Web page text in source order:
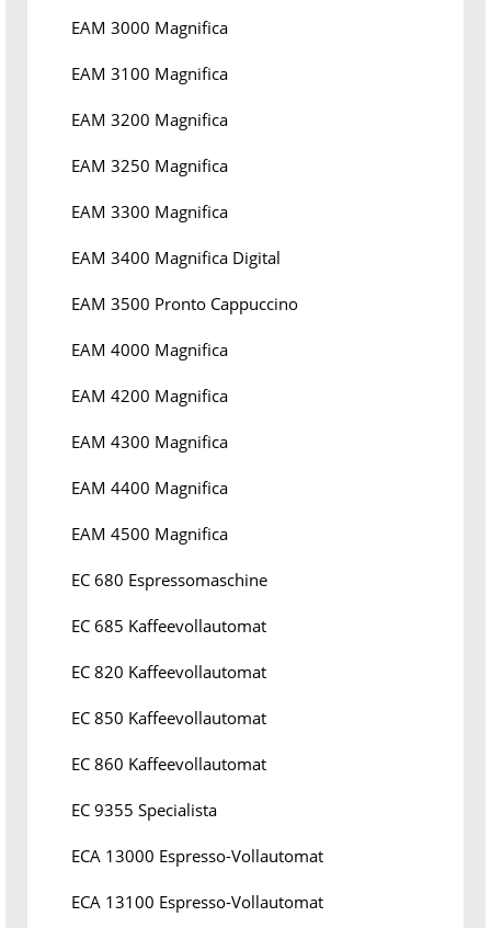
EAM 3000 Magnifica
EAM 3100 Magnifica
EAM 3200 Magnifica
EAM 3250 Magnifica
EAM 3300 Magnifica
EAM 3400 Magnifica Digital
EAM 3500 Pronto Cappuccino
EAM 4000 Magnifica
EAM 4200 Magnifica
EAM 4300 Magnifica
EAM 4400 Magnifica
EAM 4500 Magnifica
EC 680 Espressomaschine
EC 685 Kaffeevollautomat
EC 820 Kaffeevollautomat
EC 850 Kaffeevollautomat
EC 860 Kaffeevollautomat
EC 9355 Specialista
ECA 13000 Espresso-Vollautomat
ECA 13100 Espresso-Vollautomat